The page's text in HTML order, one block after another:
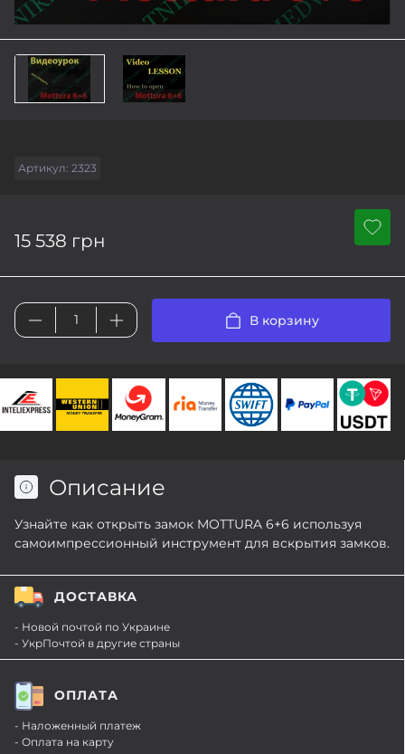
Артикул: 2323
15 538 грн
В корзину
Описание
Узнайте как открыть замок MOTTURA 6+6 используя
самоимпрессионный инструмент для вскрытия замков.
ДОСТАВКА
- Новой почтой по Украине
- УкрПочтой в другие страны
ОПЛАТА
- Наложенный платеж
- Оплата на карту